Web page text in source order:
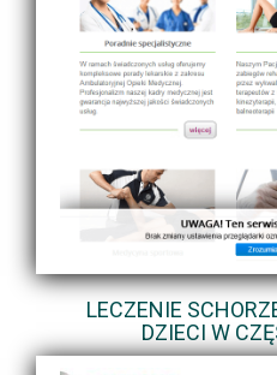
LECZENIE
DZIECI W